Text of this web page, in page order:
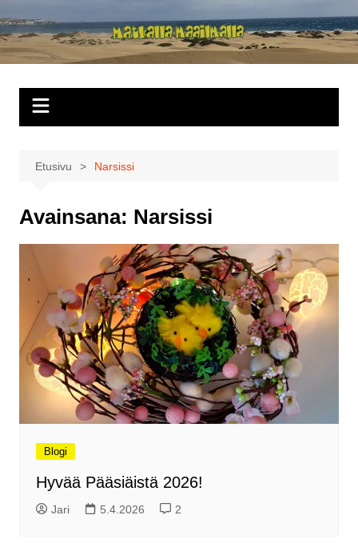
sisältöön
Matkalla
maailmalla
Etusivu Narsissi
Avainsana: Narsissi
Blogi
Hyvää Pääsiäistä 2026!
Jari 5.4.2026 2